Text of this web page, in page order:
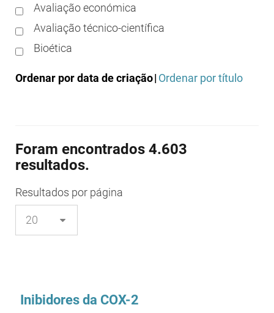
Avaliação económica
Avaliação técnico-científica
Bioética
Boas práticas de distribuição
Boas práticas de investigação
Boas práticas de laboratório
Boas práticas regulamentares
Certificação
Ordenar por data de criação| Ordenar por título
Foram encontrados 4.603
resultados.
Resultados por página
Inibidores da COX-2